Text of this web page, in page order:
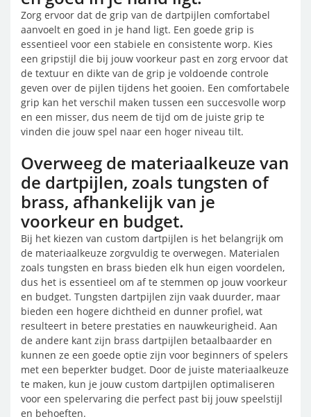
Zorg ervoor dat de grip van de dartpijlen comfortabel
aanvoelt en goed in je hand ligt. Een goede grip is
essentieel voor een stabiele en consistente worp. Kies
een gripstijl die bij jouw voorkeur past en zorg ervoor dat
de textuur en dikte van de grip je voldoende controle
geven over de pijlen tijdens het gooien. Een comfortabele
grip kan het verschil maken tussen een succesvolle worp
en een misser, dus neem de tijd om de juiste grip te
vinden die jouw spel naar een hoger niveau tilt.
Overweeg de materiaalkeuze van
de dartpijlen, zoals tungsten of
brass, afhankelijk van je
voorkeur en budget.
Bij het kiezen van custom dartpijlen is het belangrijk om
de materiaalkeuze zorgvuldig te overwegen. Materialen
zoals tungsten en brass bieden elk hun eigen voordelen,
dus het is essentieel om af te stemmen op jouw voorkeur
en budget. Tungsten dartpijlen zijn vaak duurder, maar
bieden een hogere dichtheid en dunner profiel, wat
resulteert in betere prestaties en nauwkeurigheid. Aan
de andere kant zijn brass dartpijlen betaalbaarder en
kunnen ze een goede optie zijn voor beginners of spelers
met een beperkter budget. Door de juiste materiaalkeuze
te maken, kun je jouw custom dartpijlen optimaliseren
voor een spelervaring die perfect past bij jouw speelstijl
en behoeften.